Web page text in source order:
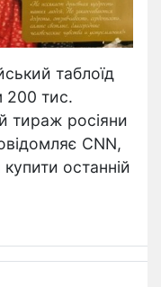
таблоїд
200 тис.
тираж росіяни
CNN,
останній